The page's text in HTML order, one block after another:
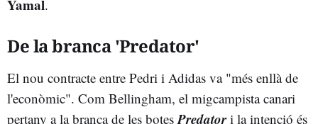
Yamal.
De la branca 'Predator'
El nou contracte entre Pedri i Adidas va "més enllà de
l'econòmic". Com Bellingham, el migcampista canari
pertany a la branca de les botesPredatori la intenció és